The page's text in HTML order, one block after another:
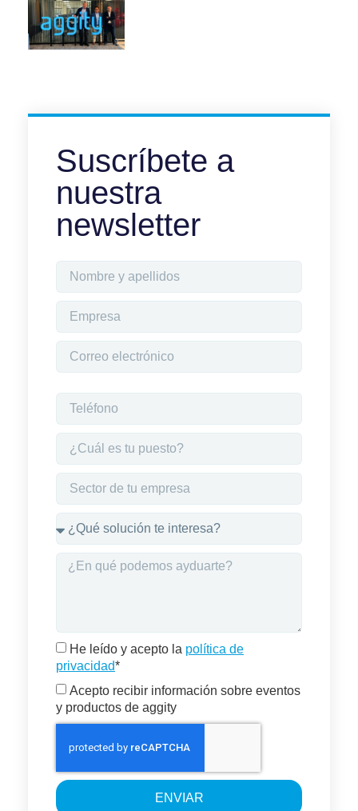
Suscríbete a
nuestra
newsletter
He leído y acepto la política de
privacidad*
Acepto recibir información sobre eventos
y productos de aggity
ENVIAR